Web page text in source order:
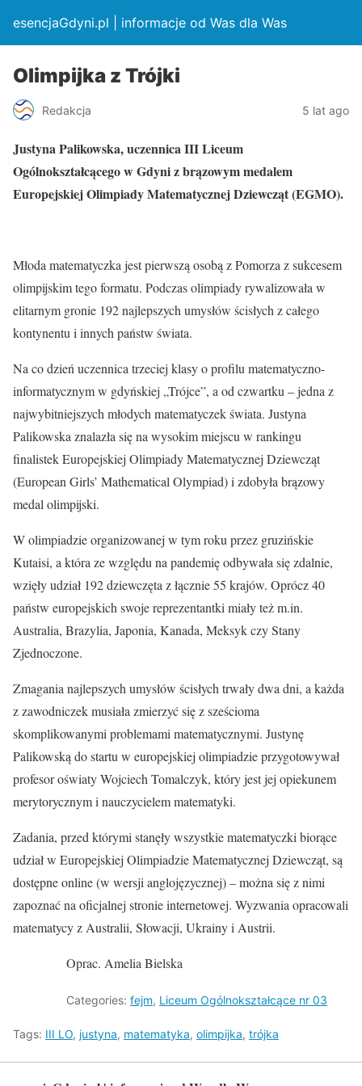
esencjaGdyni.pl | informacje od Was dla Was
Olimpijka z Trójki
Redakcja 5 lat ago
Justyna Palikowska, uczennica III Liceum
Ogólnokształcącego w Gdyni z brązowym medalem
Europejskiej Olimpiady Matematycznej Dziewcząt (EGMO).
Młoda matematyczka jest pierwszą osobą z Pomorza z sukcesem
olimpijskim tego formatu. Podczas olimpiady rywalizowała w
elitarnym gronie 192 najlepszych umysłów ścisłych z całego
kontynentu i innych państw świata.
Na co dzień uczennica trzeciej klasy o profilu matematyczno-
informatycznym w gdyńskiej „Trójce”, a od czwartku – jedna z
najwybitniejszych młodych matematyczek świata. Justyna
Palikowska znalazła się na wysokim miejscu w rankingu
finalistek Europejskiej Olimpiady Matematycznej Dziewcząt
(European Girls’ Mathematical Olympiad) i zdobyła brązowy
medal olimpijski.
W olimpiadzie organizowanej w tym roku przez gruzińskie
Kutaisi, a która ze względu na pandemię odbywała się zdalnie,
wzięły udział 192 dziewczęta z łącznie 55 krajów. Oprócz 40
państw europejskich swoje reprezentantki miały też m.in.
Australia, Brazylia, Japonia, Kanada, Meksyk czy Stany
Zjednoczone.
Zmagania najlepszych umysłów ścisłych trwały dwa dni, a każda
z zawodniczek musiała zmierzyć się z sześcioma
skomplikowanymi problemami matematycznymi. Justynę
Palikowską do startu w europejskiej olimpiadzie przygotowywał
profesor oświaty Wojciech Tomalczyk, który jest jej opiekunem
merytorycznym i nauczycielem matematyki.
Zadania, przed którymi stanęły wszystkie matematyczki biorące
udział w Europejskiej Olimpiadzie Matematycznej Dziewcząt, są
dostępne online (w wersji anglojęzycznej) – można się z nimi
zapoznać na oficjalnej stronie internetowej. Wyzwania opracowali
matematycy z Australii, Słowacji, Ukrainy i Austrii.
Oprac. Amelia Bielska
Categories: fejm, Liceum Ogólnokształcące nr 03
Tags: III LO, justyna, matematyka, olimpijka, trójka